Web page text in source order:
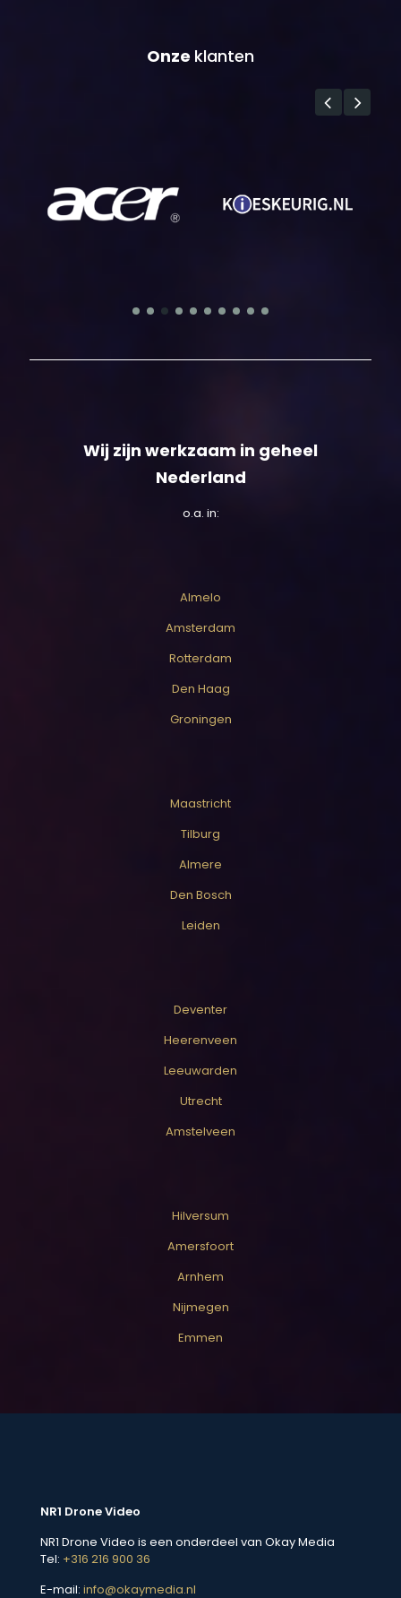
Onze klanten
Wij zijn werkzaam in geheel
Nederland
o.a. in:
Almelo
Amsterdam
Rotterdam
Den Haag
Groningen
Maastricht
Tilburg
Almere
Den Bosch
Leiden
Deventer
Heerenveen
Leeuwarden
Utrecht
Amstelveen
Hilversum
Amersfoort
Arnhem
Nijmegen
Emmen
NR1 Drone Video
NR1 Drone Video is een onderdeel van Okay Media
Tel: +316 216 900 36
E-mail: info@okaymedia.nl